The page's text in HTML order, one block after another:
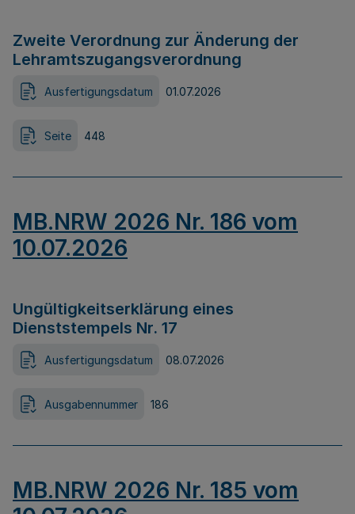
Zweite Verordnung zur Änderung der
Lehramtszugangsverordnung
Ausfertigungsdatum 01.07.2026
Seite 448
MB.NRW 2026 Nr. 186 vom
10.07.2026
Ungültigkeitserklärung eines
Dienststempels Nr. 17
Ausfertigungsdatum 08.07.2026
Ausgabennummer 186
MB.NRW 2026 Nr. 185 vom